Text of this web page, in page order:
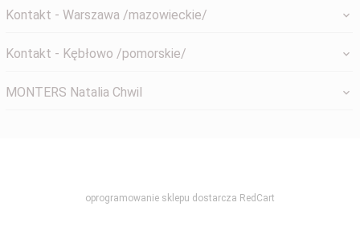
Kontakt - Warszawa /mazowieckie/
Kontakt - Kębłowo /pomorskie/
MONTERS Natalia Chwil
oprogramowanie sklepu dostarcza RedCart